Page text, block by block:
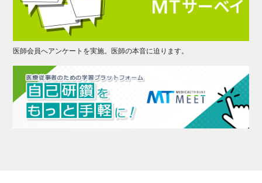
医師会員へアンケートを実施。医師の本音に迫ります。